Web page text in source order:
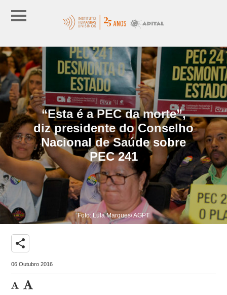
“Esta é a PEC da morte”,
diz presidente do Conselho
Nacional de Saúde sobre
PEC 241
Foto: Lula Marques/ AGPT
share
06 Outubro 2016